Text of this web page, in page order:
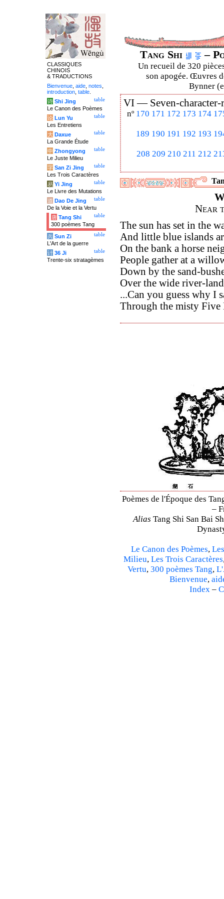
Tang Shi –
Un recueil de 320
son apogée. Œuvres
Bynner
VI — Seven-
nº 170 171 172 173 174
189 190 191 192 193
208 209 210 211 212
Near
The sun has set in the
And little blue islands
On the bank a horse
People gather at a
Down by the sand-
Over the wide river-
...Can you guess why I
Through the misty Five
Poèmes de l'Époque des
–
Alias Tang Shi San Bai
Le Canon des Poèmes,
Milieu, Les Trois Caractères
Vertu, 300 poèmes Tang,
Bienvenue,
Index–
CLASSIQUES
CHINOIS
& TRADUCTIONS
Bienvenue aide notes
introduction table
table
诗 Shi Jing
Le Canon des Poèmes
table
论 Lun Yu
Les Entretiens
table
大 Daxue
La Grande Étude
table
中 Zhongyong
Le Juste Milieu
table
字 San Zi Jing
Les Trois Caractères
table
易 Yi Jing
Le Livre des Mutations
table
道 Dao De Jing
De la Voie et la Vertu
table
唐 Tang Shi
300 poèmes Tang
table
兵 Sun Zi
L'Art de la guerre
table
计 36 Ji
Trente-six stratagèmes